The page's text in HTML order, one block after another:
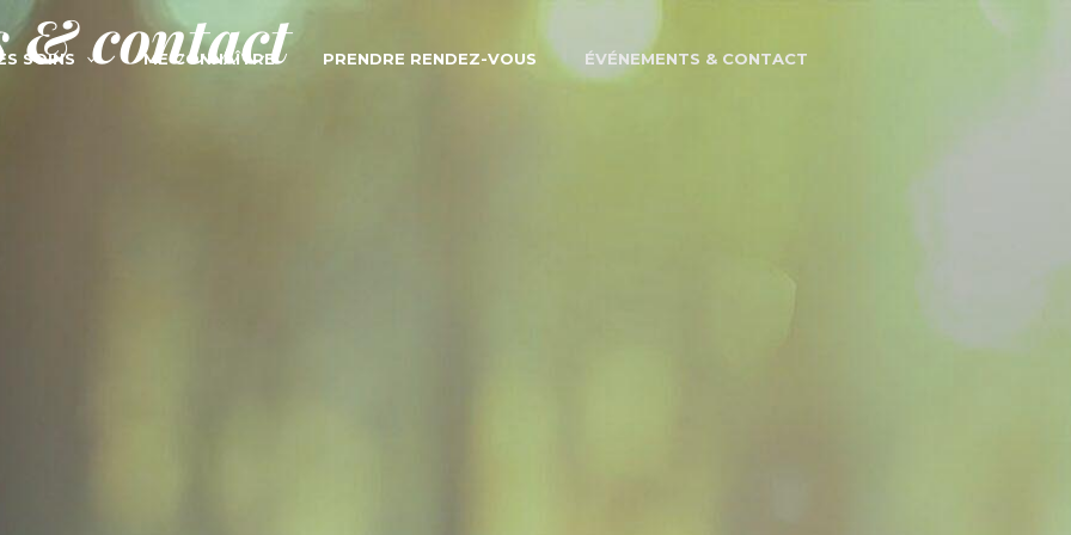
SOINS ME CONNAÎTRE PRENDRE RENDEZ-VOUS ÉVÉNEMENTS & CONTACT
& contact